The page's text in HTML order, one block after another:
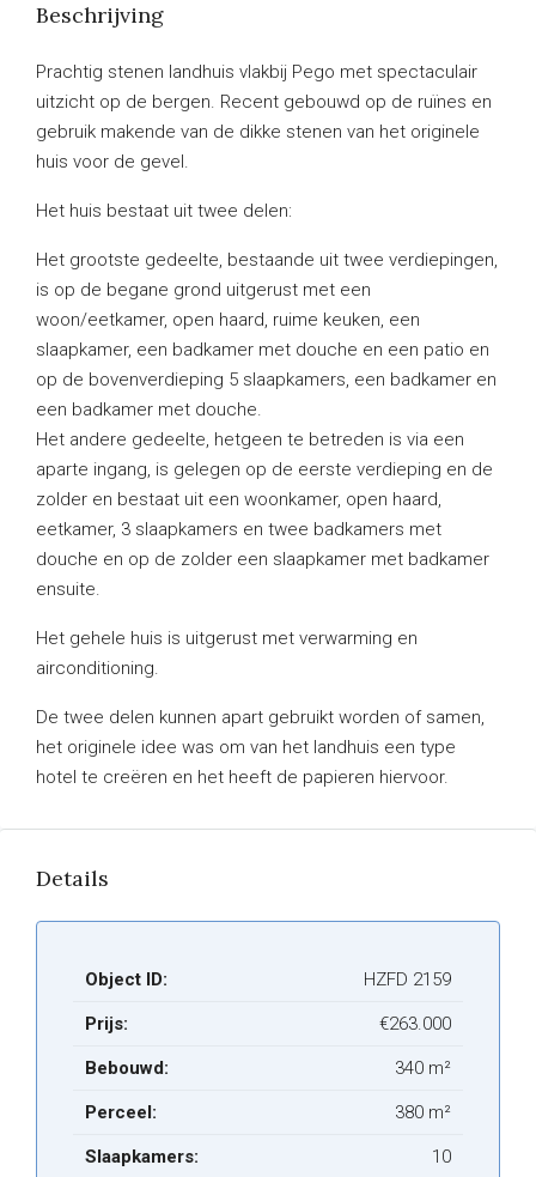
Beschrijving
Prachtig stenen landhuis vlakbij Pego met spectaculair
uitzicht op de bergen. Recent gebouwd op de ruïnes en
gebruik makende van de dikke stenen van het originele
huis voor de gevel.
Het huis bestaat uit twee delen:
Het grootste gedeelte, bestaande uit twee verdiepingen,
is op de begane grond uitgerust met een
woon/eetkamer, open haard, ruime keuken, een
slaapkamer, een badkamer met douche en een patio en
op de bovenverdieping 5 slaapkamers, een badkamer en
een badkamer met douche.
Het andere gedeelte, hetgeen te betreden is via een
aparte ingang, is gelegen op de eerste verdieping en de
zolder en bestaat uit een woonkamer, open haard,
eetkamer, 3 slaapkamers en twee badkamers met
douche en op de zolder een slaapkamer met badkamer
ensuite.
Het gehele huis is uitgerust met verwarming en
airconditioning.
De twee delen kunnen apart gebruikt worden of samen,
het originele idee was om van het landhuis een type
hotel te creëren en het heeft de papieren hiervoor.
Details
Object ID: HZFD 2159
Prijs: €263.000
Bebouwd: 340 m²
Perceel: 380 m²
Slaapkamers: 10